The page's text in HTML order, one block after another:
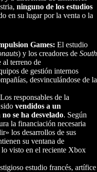
ninguno de los estudios
en su lugar por la venta o la
Games: El estudio
) y los creadores de South
terreno de
de gestión internos
desvinculándose de la
Los responsables de la
vendidos a un
se ha desvelado. Según
la financiación necesaria
los desarrollos de sus
su ventana de
visto en el reciente Xbox
estudio francés, artífice